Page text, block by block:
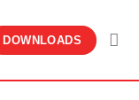
DOWNLOADS